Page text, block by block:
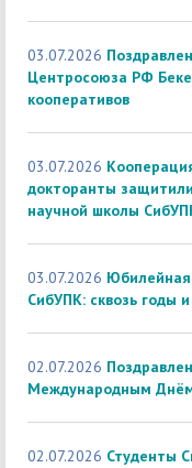
03.07.2026
Центросоюза РФ
кооперативов
03.07.2026
докторанты
научной школы
03.07.2026 Юбилейная
СибУПК: сквозь годы
02.07.2026
Международным
02.07.2026 Студенты